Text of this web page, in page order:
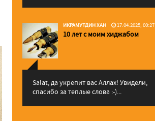
ИКРАМУТДИН ХАН 17.04.2025, 00:27
10 лет с моим хиджабом
Salat, да укрепит вас Аллаx! Увидели,
спасибо за теплые слова :-)...